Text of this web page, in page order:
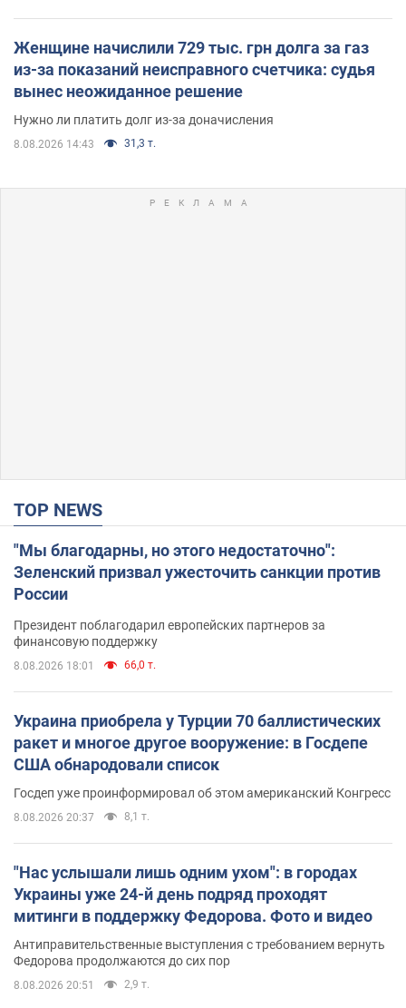
Женщине начислили 729 тыс. грн долга за газ
из-за показаний неисправного счетчика: судья
вынес неожиданное решение
Нужно ли платить долг из-за доначисления
8.08.2026 14:43 31,3 т.
TOP NEWS
"Мы благодарны, но этого недостаточно":
Зеленский призвал ужесточить санкции против
России
Президент поблагодарил европейских партнеров за
финансовую поддержку
8.08.2026 18:01 66,0 т.
Украина приобрела у Турции 70 баллистических
ракет и многое другое вооружение: в Госдепе
США обнародовали список
Госдеп уже проинформировал об этом американский Конгресс
8.08.2026 20:37 8,1 т.
"Нас услышали лишь одним ухом": в городах
Украины уже 24-й день подряд проходят
митинги в поддержку Федорова. Фото и видео
Антиправительственные выступления с требованием вернуть
Федорова продолжаются до сих пор
8.08.2026 20:51 2,9 т.